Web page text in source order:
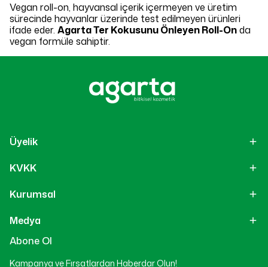
Vegan roll-on, hayvansal içerik içermeyen ve üretim
sürecinde hayvanlar üzerinde test edilmeyen ürünleri
ifade eder. Agarta Ter Kokusunu Önleyen Roll-Onda
vegan formüle sahiptir.
Üyelik
KVKK
Kurumsal
Medya
Abone Ol
Kampanya ve Fırsatlardan Haberdar Olun!